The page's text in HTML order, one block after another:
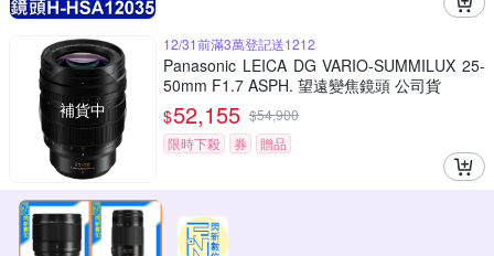
補貨中
12/31前滿3萬登記送1212
Panasonic LEICA DG VARIO-SUMMILUX 25-
50mm F1.7 ASPH. 望遠變焦鏡頭 公司貨
$52,155 $54,900
限時下殺
券 贈品